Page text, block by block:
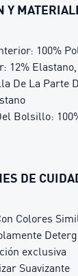
Y
100%
12%
De La Parte
Bolsillo:
DE
Colores
exclusiva
Suavizante